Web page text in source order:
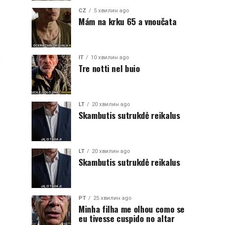
CZ 5 хвилин ago
Mám na krku 65 a vnoučata
IT 10 хвилин ago
Tre notti nel buio
LT 20 хвилин ago
Skambutis sutrukdė reikalus
LT 20 хвилин ago
Skambutis sutrukdė reikalus
PT 25 хвилин ago
Minha filha me olhou como se
eu tivesse cuspido no altar